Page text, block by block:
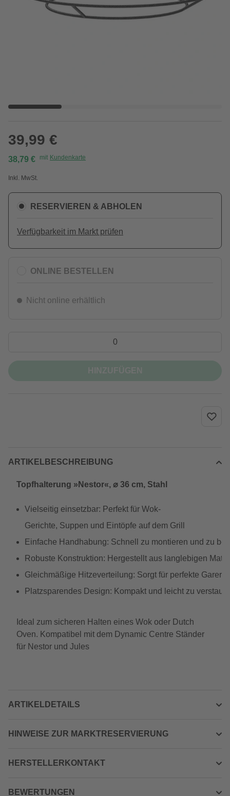
39,99 €
38,79 € mit Kundenkarte
Inkl. MwSt.
RESERVIEREN & ABHOLEN
Verfügbarkeit im Markt prüfen
ONLINE BESTELLEN
Nicht online erhältlich
ARTIKELBESCHREIBUNG
Topfhalterung »Nestor«, ⌀ 36 cm, Stahl
Vielseitig einsetzbar: Perfekt für Wok-
Gerichte, Suppen und Eintöpfe auf dem Grill
Einfache Handhabung: Schnell zu montieren und zu
Robuste Konstruktion: Hergestellt aus langlebigen
Gleichmäßige Hitzeverteilung: Sorgt für perfekte
Platzsparendes Design: Kompakt und leicht zu
Ideal zum sicheren Halten eines Wok oder Dutch
Oven. Kompatibel mit dem Dynamic Centre Ständer
für Nestor und Jules
ARTIKELDETAILS
HINWEISE ZUR MARKTRESERVIERUNG
HERSTELLERKONTAKT
BEWERTUNGEN